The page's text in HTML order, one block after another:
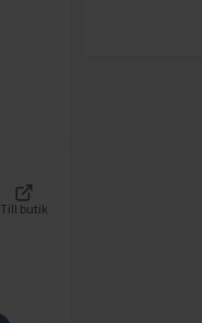
Till butik